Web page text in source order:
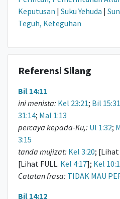
Keputusan | Suku Yehuda |
Teguh, Keteguhan
Referensi Silang
Bil 14:11
ini menista: Kel 23:21; Bil
31:14; Mal 1:13
percaya kepada-Ku,: Ul 1:32;
3:15
tanda mujizat: Kel 3:20; [Lihat
[Lihat FULL. Kel 4:17]; Kel 10:1
Catatan frasa: TIDAK MAU
Bil 14:12